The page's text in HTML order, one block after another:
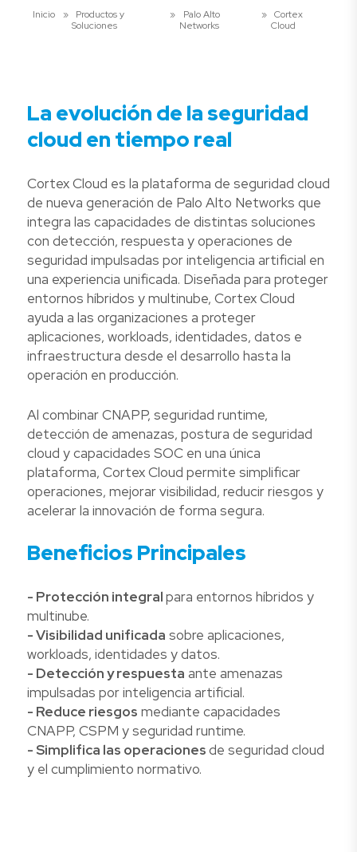
Inicio »
Productos y
Soluciones
»
Palo Alto
Networks
» Cortex
Cloud
La evolución de la seguridad
cloud en tiempo real
Cortex Cloud es la plataforma de seguridad cloud
de nueva generación de Palo Alto Networks que
integra las capacidades de distintas soluciones
con detección, respuesta y operaciones de
seguridad impulsadas por inteligencia artificial en
una experiencia unificada. Diseñada para proteger
entornos híbridos y multinube, Cortex Cloud
ayuda a las organizaciones a proteger
aplicaciones, workloads, identidades, datos e
infraestructura desde el desarrollo hasta la
operación en producción.
Al combinar CNAPP, seguridad runtime,
detección de amenazas, postura de seguridad
cloud y capacidades SOC en una única
plataforma, Cortex Cloud permite simplificar
operaciones, mejorar visibilidad, reducir riesgos y
acelerar la innovación de forma segura.
Beneficios Principales
- Protección integralpara entornos híbridos y
multinube.
- Visibilidad unificada sobre aplicaciones,
workloads, identidades y datos.
- Detección y respuesta ante amenazas
impulsadas por inteligencia artificial.
- Reduce riesgos mediante capacidades
CNAPP, CSPM y seguridad runtime.
- Simplifica las operacionesde seguridad cloud
y el cumplimiento normativo.